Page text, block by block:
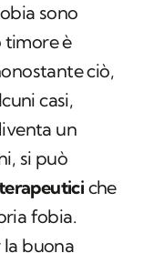
sono
timore è
ciò,
casi,
un
si può
che
fobia.
buona